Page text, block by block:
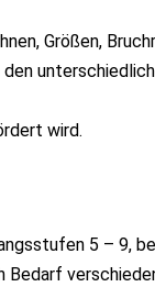
Größen,
wird.
5 – 9,
Bedarf